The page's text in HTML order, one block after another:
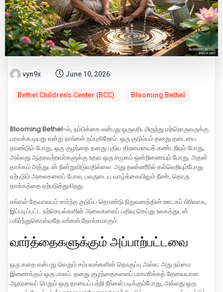
vyn9x June 10, 2026
Bethel Children’s Center (BCC) Blooming Bethel
Blooming Bethel-ல், நம்பிக்கை என்பது ஒருவரிடமிருந்து மற்றொருவருக்கு
பரவக்கூடியது என்று நாங்கள் நம்புகிறோம். ஒரு குடும்பம் தனது தடையை
தாண்டும் போது, ஒரு குழந்தை தனது புதிய திறமையைக் கண்டறியும் போது,
அல்லது ஆதரவற்றவர்களுக்கு உதவ ஒரு சமூகம் ஒன்றிணையும் போது, அதன்
தாக்கம் அத்துடன் நின்றுவிடுவதில்லை. அது தண்ணீரில் கல்லெறியும்போது
ஏற்படும் அலைகளைப் போல, பலருடைய வாழ்க்கையிலும் நீண்டதொரு
தாக்கத்தை ஏற்படுத்துகிறது.
எங்கள் தேவாலயம் சார்ந்த குடும்ப தொண்டு நிறுவனத்தின் ஊடகப் பிரிவாக,
இப்படிப்பட்ட நற்செயல்களின் அலைகளைப் பதிவு செய்து உலகத்துடன்
பகிர்ந்துகொள்வதே எங்கள் நோக்கமாகும்.
வார்த்தைகளுக்கும் அப்பாற்பட்டவை
ஒரு கதை என்பது வெறும் சம்பவங்களின் தொகுப்பு அல்ல; அது நம்மை
இணைக்கும் ஒரு பாலம். தனது குழந்தைகளைப் பராமரிக்கத் தேவையான
ஆதரவைப் பெறும் ஒரு தாயைப் பற்றி நீங்கள் படிக்கும்போது, அல்லது ஒரு